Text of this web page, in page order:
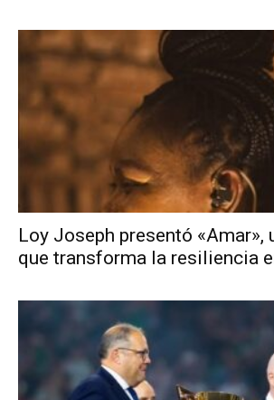
Loy Joseph presentó «Amar»,
que transforma la resiliencia